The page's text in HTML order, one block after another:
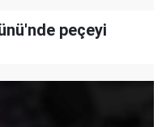
peçeyi